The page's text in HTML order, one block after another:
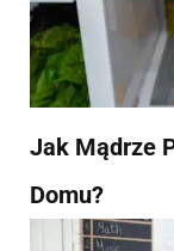
Jak Mądrze
Domu?